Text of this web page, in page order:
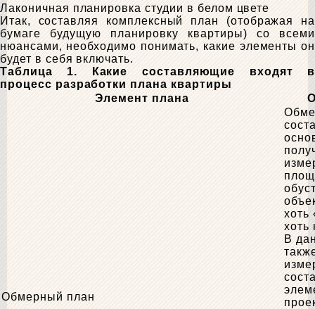
Лаконичная планировка студии в белом цвете
Итак, составляя комплексный план (отображая на
бумаге будущую планировку квартиры) со всеми
нюансами, необходимо понимать, какие элементы он
будет в себя включать.
Таблица 1. Какие составляющие входят в
процесс разработки плана квартиры
Элемент плана
Обмерный план
хоть
хоть
В